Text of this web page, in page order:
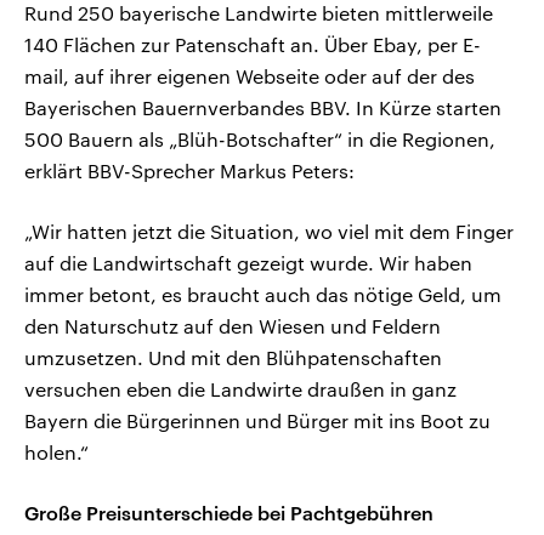
Rund 250 bayerische Landwirte bieten mittlerweile
140 Flächen zur Patenschaft an. Über Ebay, per E-
mail, auf ihrer eigenen Webseite oder auf der des
Bayerischen Bauernverbandes BBV. In Kürze starten
500 Bauern als „Blüh-Botschafter“ in die Regionen,
erklärt BBV-Sprecher Markus Peters:
„Wir hatten jetzt die Situation, wo viel mit dem Finger
auf die Landwirtschaft gezeigt wurde. Wir haben
immer betont, es braucht auch das nötige Geld, um
den Naturschutz auf den Wiesen und Feldern
umzusetzen. Und mit den Blühpatenschaften
versuchen eben die Landwirte draußen in ganz
Bayern die Bürgerinnen und Bürger mit ins Boot zu
holen.“
Große Preisunterschiede bei Pachtgebühren